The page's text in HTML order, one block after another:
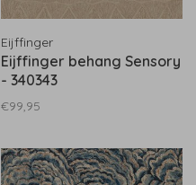
Eijffinger
Eijffinger behang Sensory
- 340343
€99,95